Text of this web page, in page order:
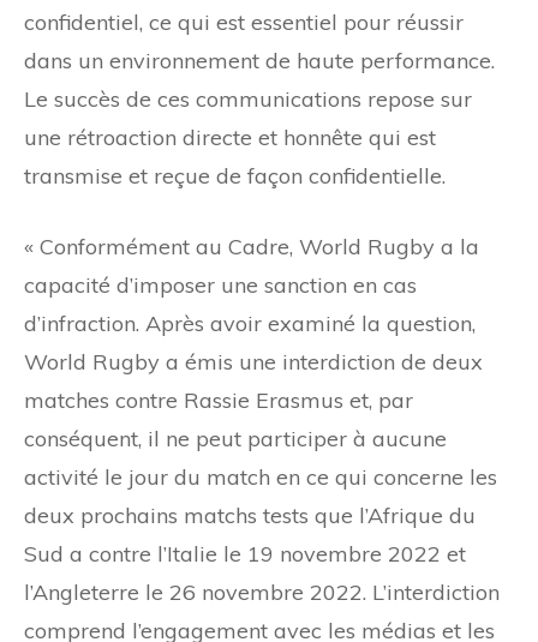
confidentiel, ce qui est essentiel pour réussir
dans un environnement de haute performance.
Le succès de ces communications repose sur
une rétroaction directe et honnête qui est
transmise et reçue de façon confidentielle.
« Conformément au Cadre, World Rugby a la
capacité d’imposer une sanction en cas
d’infraction. Après avoir examiné la question,
World Rugby a émis une interdiction de deux
matches contre Rassie Erasmus et, par
conséquent, il ne peut participer à aucune
activité le jour du match en ce qui concerne les
deux prochains matchs tests que l’Afrique du
Sud a contre l’Italie le 19 novembre 2022 et
l’Angleterre le 26 novembre 2022. L’interdiction
comprend l’engagement avec les médias et les